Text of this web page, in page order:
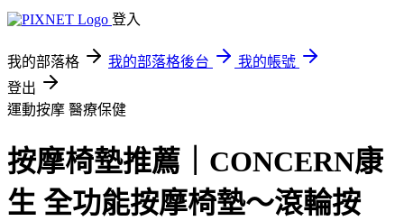
登入
我的部落格 我的部落格後台
我的帳號
登出
運動按摩 醫療保健
按摩椅墊推薦｜CONCERN康
生 全功能按摩椅墊～滾輪按